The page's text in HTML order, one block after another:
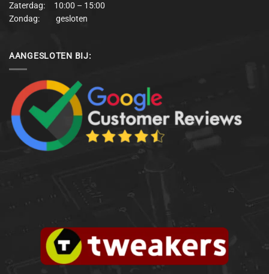
Zaterdag: 10:00 – 15:00
Zondag: gesloten
AANGESLOTEN BIJ: